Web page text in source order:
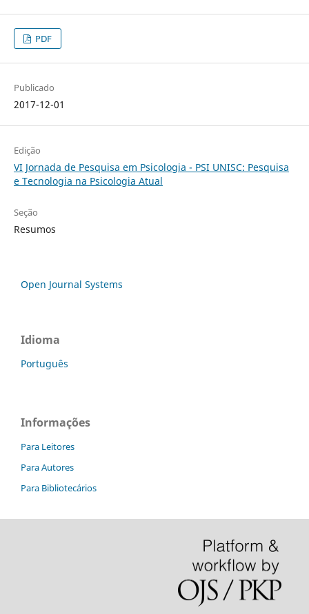
PDF
Publicado
2017-12-01
Edição
VI Jornada de Pesquisa em Psicologia - PSI UNISC: Pesquisa
e Tecnologia na Psicologia Atual
Seção
Resumos
Open Journal Systems
Idioma
Português
Informações
Para Leitores
Para Autores
Para Bibliotecários